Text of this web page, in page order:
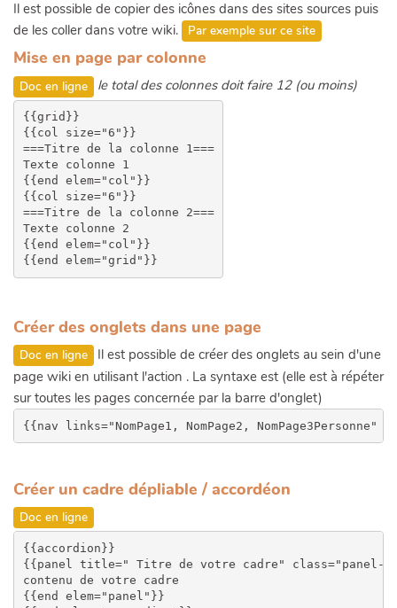
Il est possible de copier des icônes dans des sites sources puis
de les coller dans votre wiki.
Par exemple sur ce site
Mise en page par colonne
Doc en ligne le total des colonnes doit faire 12 (ou moins)
{{grid}}
{{col size="6"}}
===Titre de la colonne 1===
Texte colonne 1
{{end elem="col"}}
{{col size="6"}}
===Titre de la colonne 2===
Texte colonne 2
{{end elem="col"}}
Créer des onglets dans une page
Doc en ligne
Il est possible de créer des onglets au sein d'une
page wiki en utilisant l'action . La syntaxe est (elle est à répéter
sur toutes les pages concernée par la barre d'onglet)
{{nav links="NomPage1, NomPage2,
Créer un cadre dépliable / accordéon
Doc en ligne
{{accordion}}
{{panel title=" Titre de votre cadre" class="panel-
contenu de votre cadre
{{end elem="panel"}}